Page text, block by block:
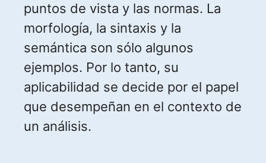
puntos de vista y las normas. La
morfología, la sintaxis y la
semántica son sólo algunos
ejemplos. Por lo tanto, su
aplicabilidad se decide por el papel
que desempeñan en el contexto de
un análisis.